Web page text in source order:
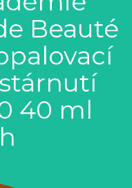
Beauté
40 ml